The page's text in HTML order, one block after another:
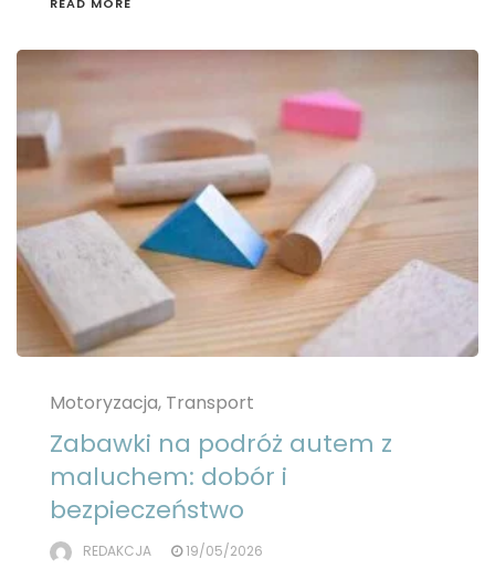
Motoryzacja, Transport
Zabawki na podróż autem z
maluchem: dobór i
bezpieczeństwo
REDAKCJA 19/05/2026